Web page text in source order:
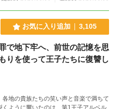
お気に入り追加 3,105
で地下牢へ、前世の記憶を思
りを使って王子たちに復讐し
地の貴族たちの笑い声と音楽で満ちて
ように響いたのは、第1王子アルベル